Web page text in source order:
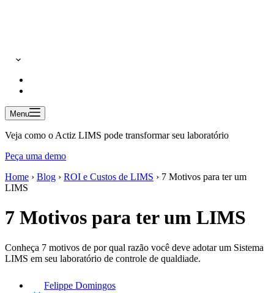
Menu
Veja como o Actiz LIMS pode transformar seu laboratório
Peça uma demo
Home › Blog › ROI e Custos de LIMS › 7 Motivos para ter um
LIMS
7 Motivos para ter um LIMS
Conheça 7 motivos de por qual razão você deve adotar um Sistema
LIMS em seu laboratório de controle de qualdiade.
Felippe Domingos